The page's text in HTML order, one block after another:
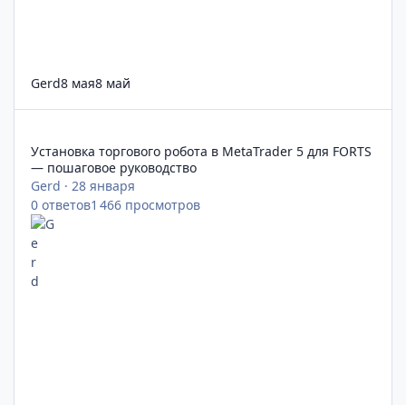
Gerd8 мая8 май
Установка торгового робота в MetaTrader 5 для FORTS
— пошаговое руководство
Gerd · 28 января
0 ответов1 466 просмотров